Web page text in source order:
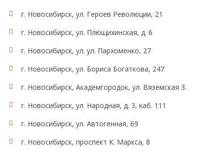
г. Новосибирск, ул. Героев Революции, 21
г. Новосибирск, ул. Плющихинская, д. 6
г. Новосибирск, ул. ул. Пархоменко, 27
г. Новосибирск, ул. Бориса Богаткова, 247
г. Новосибирск, Академгородок, ул. Вяземская 3.
г. Новосибирск, ул. Народная, д. 3, каб. 111
г. Новосибирск, ул. Автогенная, 69
г. Новосибирск, проспект К. Маркса, 8